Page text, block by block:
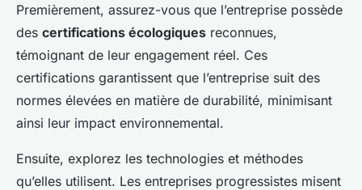
Premièrement, assurez-vous que l’entreprise possède
des certifications écologiques reconnues,
témoignant de leur engagement réel. Ces
certifications garantissent que l’entreprise suit des
normes élevées en matière de durabilité, minimisant
ainsi leur impact environnemental.
Ensuite, explorez les technologies et méthodes
qu’elles utilisent. Les entreprises progressistes misent